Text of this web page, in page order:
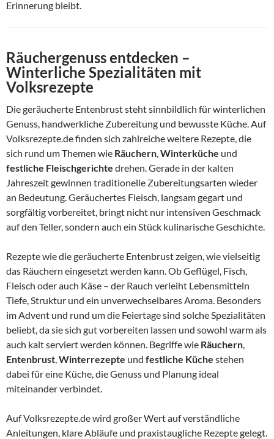
Erinnerung bleibt.
Räuchergenuss entdecken –
Winterliche Spezialitäten mit
Volksrezepte
Die geräucherte Entenbrust steht sinnbildlich für winterlichen
Genuss, handwerkliche Zubereitung und bewusste Küche. Auf
Volksrezepte.de finden sich zahlreiche weitere Rezepte, die
sich rund um Themen wie Räuchern,Winterküche und
festliche Fleischgerichte drehen. Gerade in der kalten
Jahreszeit gewinnen traditionelle Zubereitungsarten wieder
an Bedeutung. Geräuchertes Fleisch, langsam gegart und
sorgfältig vorbereitet, bringt nicht nur intensiven Geschmack
auf den Teller, sondern auch ein Stück kulinarische Geschichte.
Rezepte wie die geräucherte Entenbrust zeigen, wie vielseitig
das Räuchern eingesetzt werden kann. Ob Geflügel, Fisch,
Fleisch oder auch Käse – der Rauch verleiht Lebensmitteln
Tiefe, Struktur und ein unverwechselbares Aroma. Besonders
im Advent und rund um die Feiertage sind solche Spezialitäten
beliebt, da sie sich gut vorbereiten lassen und sowohl warm als
auch kalt serviert werden können. Begriffe wie Räuchern,
Entenbrust,Winterrezepte und festliche Küche stehen
dabei für eine Küche, die Genuss und Planung ideal
miteinander verbindet.
Auf Volksrezepte.de wird großer Wert auf verständliche
Anleitungen, klare Abläufe und praxistaugliche Rezepte gelegt.